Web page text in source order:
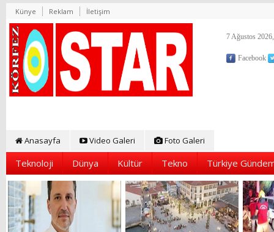
Künye Reklam İletişim
7 Ağustos
Facebook
Anasayfa Video Galeri Foto Galeri
Teknoloji Dünya Kültür Tekno Türkiye